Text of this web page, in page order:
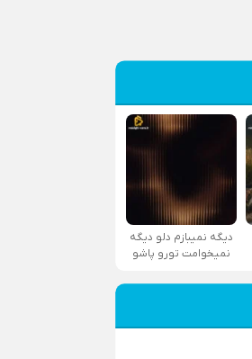
دیگه نمیبازم دلو دیگه
نمیخوامت تورو پاشو